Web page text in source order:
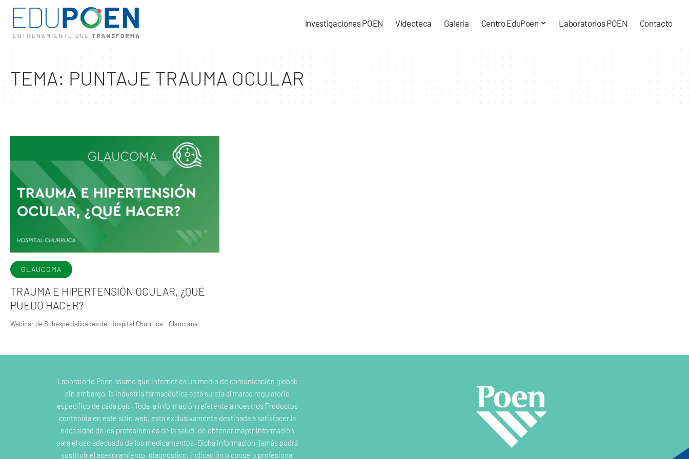
Investigaciones POEN Videoteca Galería Centro EduPoen Laboratorios POEN Contacto
TEMA:PUNTAJE TRAUMA OCULAR
GLAUCOMA
TRAUMA E HIPERTENSIÓN OCULAR, ¿QUÉ
PUEDO HACER?
Webinar de Subespecialidades del Hospital Churruca - Glaucoma
Laboratorio Poen asume que Internet es un medio de comunicación global;
sin embargo, la industria farmacéutica está sujeta al marco regulatorio
específico de cada país. Toda la información referente a nuestros Productos
contenida en este sitio web, esta exclusivamente destinada a satisfacer la
necesidad de los profesionales de la salud, de obtener mayor información
para el uso adecuado de los medicamentos. Dicha información, jamás podrá
sustituir el asesoramiento, diagnóstico, indicación o consejo profesional